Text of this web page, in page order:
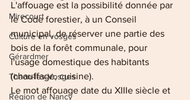
Mirecourt
Culture en vosges
Gérardmer
Thaon-les-Vosges
Région de Nancy
L'affouage est la possibilité donnée par
le Code forestier, à un Conseil
municipal, de réserver une partie des
bois de la forêt communale, pour
l'usage domestique des habitants
(chauffage, cuisine).
Le mot affouage date du XIIIe siècle et